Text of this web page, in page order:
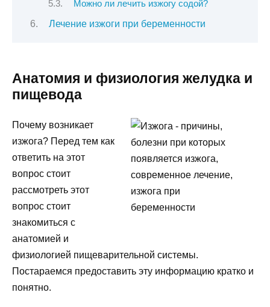
Можно ли лечить изжогу содой?
Лечение изжоги при беременности
Анатомия и физиология желудка и
пищевода
Почему возникает
изжога? Перед тем как
ответить на этот
вопрос стоит
рассмотреть этот
вопрос стоит
знакомиться с
анатомией и
физиологией пищеварительной системы.
Постараемся предоставить эту информацию кратко и
понятно.